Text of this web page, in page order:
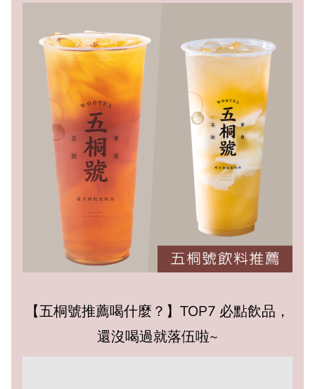
【五桐號推薦喝什麼？】TOP7 必點飲品，
還沒喝過就落伍啦~